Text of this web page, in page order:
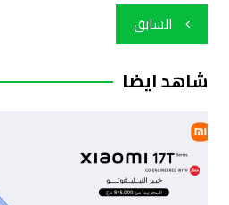
تصفّح
المقالات
السابق
شاهد ايضا